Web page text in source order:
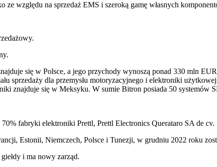
względu na sprzedaż EMS i szeroką gamę własnych
się w Polsce, a jego przychody wynoszą ponad 330 mln
sprzedaży dla przemysłu motoryzacyjnego i elektroniki
znajduje się w Meksyku. W sumie Bitron posiada 50 systemów
fabryki elektroniki Prettl, Prettl Electronics Querataro SA de cv.
Estonii, Niemczech, Polsce i Tunezji, w grudniu 2022 roku
i ma nowy zarząd.